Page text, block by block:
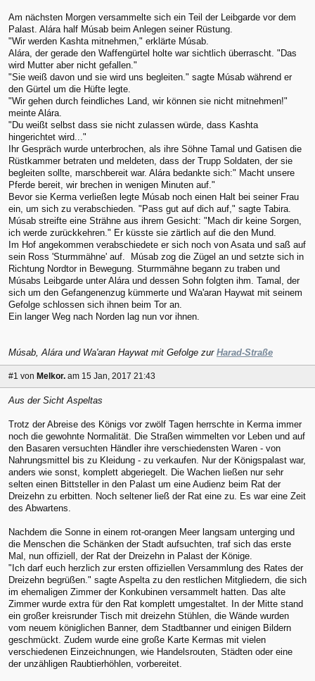
Am nächsten Morgen versammelte sich ein Teil der Leibgarde vor dem
Palast. Alára half Músab beim Anlegen seiner Rüstung.
"Wir werden Kashta mitnehmen," erklärte Músab.
Alára, der gerade den Waffengürtel holte war sichtlich überrascht. "Das
wird Mutter aber nicht gefallen."
"Sie weiß davon und sie wird uns begleiten." sagte Músab während er
den Gürtel um die Hüfte legte.
"Wir gehen durch feindliches Land, wir können sie nicht mitnehmen!"
meinte Alára.
"Du weißt selbst dass sie nicht zulassen würde, dass Kashta
hingerichtet wird..."
Ihr Gespräch wurde unterbrochen, als ihre Söhne Tamal und Gatisen die
Rüstkammer betraten und meldeten, dass der Trupp Soldaten, der sie
begleiten sollte, marschbereit war. Alára bedankte sich:" Macht unsere
Pferde bereit, wir brechen in wenigen Minuten auf."
Bevor sie Kerma verließen legte Músab noch einen Halt bei seiner Frau
ein, um sich zu verabschieden. "Pass gut auf dich auf," sagte Tabira.
Músab streifte eine Strähne aus ihrem Gesicht: "Mach dir keine Sorgen,
ich werde zurückkehren." Er küsste sie zärtlich auf die den Mund.
Im Hof angekommen verabschiedete er sich noch von Asata und saß auf
sein Ross 'Sturmmähne' auf. Músab zog die Zügel an und setzte sich in
Richtung Nordtor in Bewegung. Sturmmähne begann zu traben und
Músabs Leibgarde unter Alára und dessen Sohn folgten ihm. Tamal, der
sich um den Gefangenenzug kümmerte und Wa'aran Haywat mit seinem
Gefolge schlossen sich ihnen beim Tor an.
Ein langer Weg nach Norden lag nun vor ihnen.
Músab, Alára und Wa'aran Haywat mit Gefolge zur Harad-Straße
#1 von Melkor. am 15 Jan, 2017 21:43
Aus der Sicht Aspeltas
Trotz der Abreise des Königs vor zwölf Tagen herrschte in Kerma immer
noch die gewohnte Normalität. Die Straßen wimmelten vor Leben und auf
den Basaren versuchten Händler ihre verschiedensten Waren - von
Nahrungsmittel bis zu Kleidung - zu verkaufen. Nur der Königspalast war,
anders wie sonst, komplett abgeriegelt. Die Wachen ließen nur sehr
selten einen Bittsteller in den Palast um eine Audienz beim Rat der
Dreizehn zu erbitten. Noch seltener ließ der Rat eine zu. Es war eine Zeit
des Abwartens.
Nachdem die Sonne in einem rot-orangen Meer langsam unterging und
die Menschen die Schänken der Stadt aufsuchten, traf sich das erste
Mal, nun offiziell, der Rat der Dreizehn in Palast der Könige.
"Ich darf euch herzlich zur ersten offiziellen Versammlung des Rates der
Dreizehn begrüßen." sagte Aspelta zu den restlichen Mitgliedern, die sich
im ehemaligen Zimmer der Konkubinen versammelt hatten. Das alte
Zimmer wurde extra für den Rat komplett umgestaltet. In der Mitte stand
ein großer kreisrunder Tisch mit dreizehn Stühlen, die Wände wurden
vom neuem königlichen Banner, dem Stadtbanner und einigen Bildern
geschmückt. Zudem wurde eine große Karte Kermas mit vielen
verschiedenen Einzeichnungen, wie Handelsrouten, Städten oder eine
der unzähligen Raubtierhöhlen, vorbereitet.